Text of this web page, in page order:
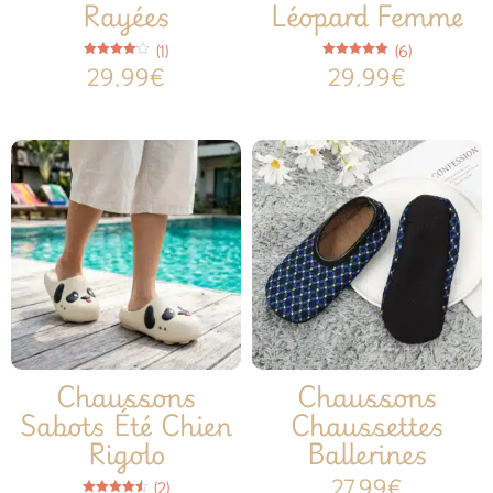
Rayées
Note
4.00
sur 5
(1)
29.99€
Léopard Femme
Note
4.83
sur 5
(6)
29.99€
Chaussons
Sabots Été Chien
Rigolo
Chaussons
Chaussettes
Ballerines